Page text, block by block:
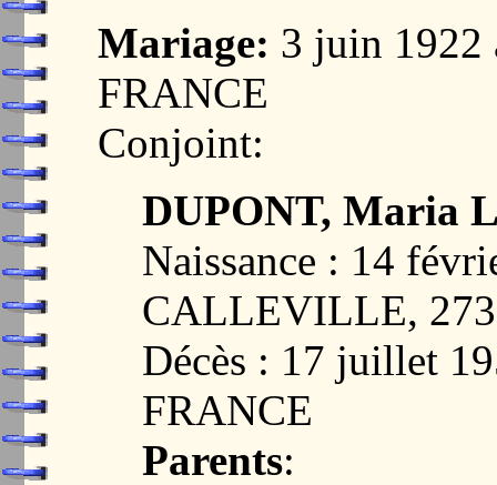
Mariage: 3 juin
FRANCE
Conjoint:
DUPONT, Maria
Naissance : 14
CALLEVILLE,
Décès : 17 juillet
FRANCE
Parents: